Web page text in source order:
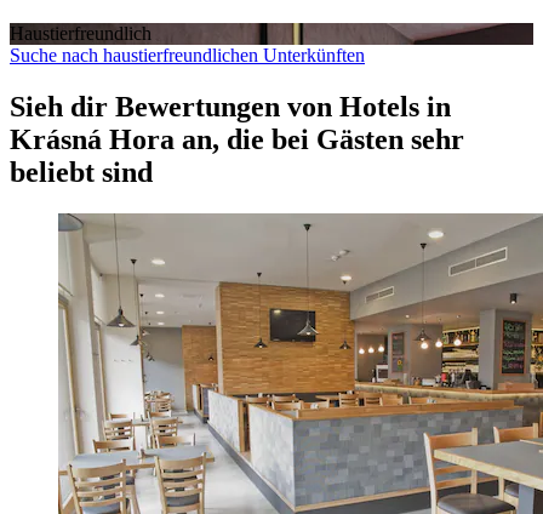
Haustier­freundlich
Suche nach haustierfreundlichen Unterkünften
Sieh dir Bewertungen von Hotels in
Krásná Hora an, die bei Gästen sehr
beliebt sind